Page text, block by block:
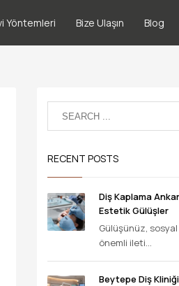
Yöntemleri Bize Ulaşın Blog
RECENT POSTS
Diş Kaplama
Estetik Gülüşler
Gülüşünüz,
önemli ileti...
Beytepe Diş